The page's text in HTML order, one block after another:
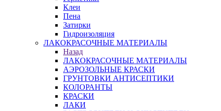
Клеи
Пена
Затирки
Гидроизоляция
ЛАКОКРАСОЧНЫЕ МАТЕРИАЛЫ
Назад
ЛАКОКРАСОЧНЫЕ МАТЕРИАЛЫ
АЭРОЗОЛЬНЫЕ КРАСКИ
ГРУНТОВКИ АНТИСЕПТИКИ
КОЛОРАНТЫ
КРАСКИ
ЛАКИ